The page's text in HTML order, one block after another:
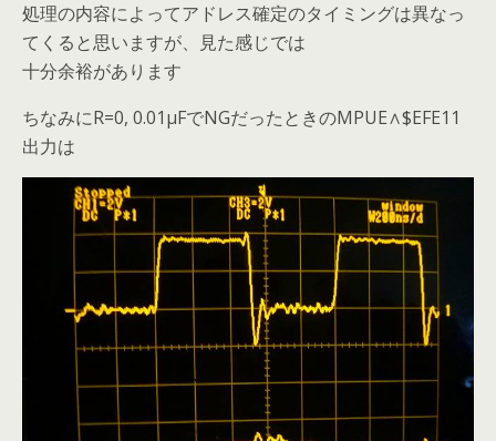
処理の内容によってアドレス確定のタイミングは異なっ
てくると思いますが、見た感じでは
十分余裕があります
ちなみにR=0, 0.01μFでNGだったときのMPUE∧$EFE11
出力は